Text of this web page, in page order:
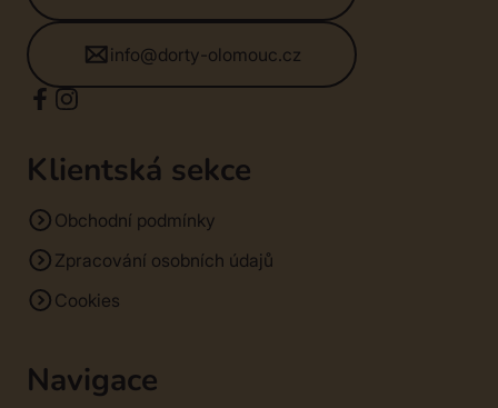
info@dorty-olomouc.cz
Klientská sekce
Obchodní podmínky
Zpracování osobních údajů
Cookies
Navigace